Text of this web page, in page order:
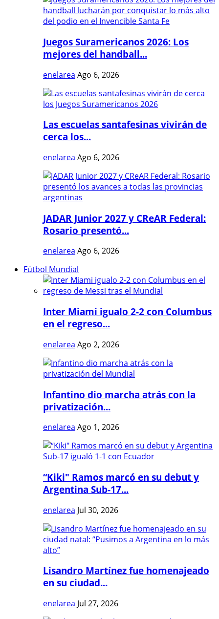
Juegos Suramericanos 2026: Los
mejores del handball...
enelarea Ago 6, 2026
Las escuelas santafesinas vivirán de
cerca los...
enelarea Ago 6, 2026
JADAR Junior 2027 y CReAR Federal:
Rosario presentó...
enelarea Ago 6, 2026
Fútbol Mundial
Inter Miami igualo 2-2 con Columbus
en el regreso...
enelarea Ago 2, 2026
Infantino dio marcha atrás con la
privatización...
enelarea Ago 1, 2026
“Kiki" Ramos marcó en su debut y
Argentina Sub-17...
enelarea Jul 30, 2026
Lisandro Martínez fue homenajeado
en su ciudad...
enelarea Jul 27, 2026